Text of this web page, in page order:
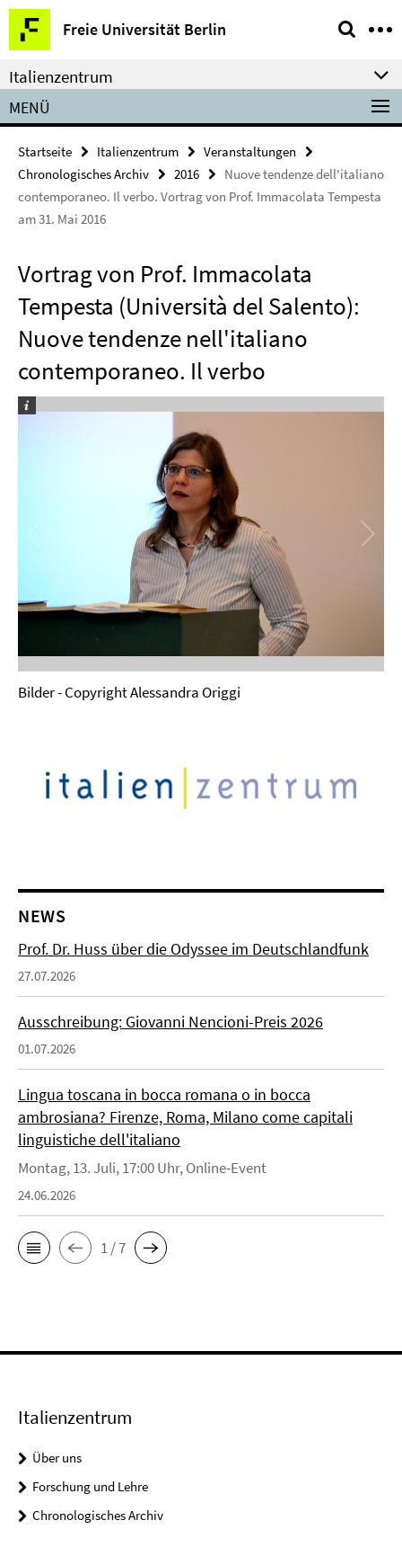
Springe
direkt
zu
Inhalt
Freie Universität Berlin
Service-
Navigation
Italienzentrum
MENÜ
Startseite Italienzentrum
Veranstaltungen
Chronologisches Archiv
2016
Nuove tendenze dell'italiano
contemporaneo. Il verbo. Vortrag von Prof. Immacolata Tempesta
am 31. Mai 2016
Vortrag von Prof. Immacolata
Tempesta (Università del Salento):
Nuove tendenze nell'italiano
contemporaneo. Il verbo
Bilder - Copyright Alessandra Origgi
NEWS
Prof. Dr. Huss über die Odyssee im Deutschlandfunk
27.07.2026
Ausschreibung: Giovanni Nencioni-Preis 2026
01.07.2026
Lingua toscana in bocca romana o in bocca
ambrosiana? Firenze, Roma, Milano come capitali
linguistiche dell'italiano
Montag, 13. Juli, 17:00 Uhr, Online-Event
24.06.2026
1 / 7
Italienzentrum
Über uns
Forschung und Lehre
Chronologisches Archiv